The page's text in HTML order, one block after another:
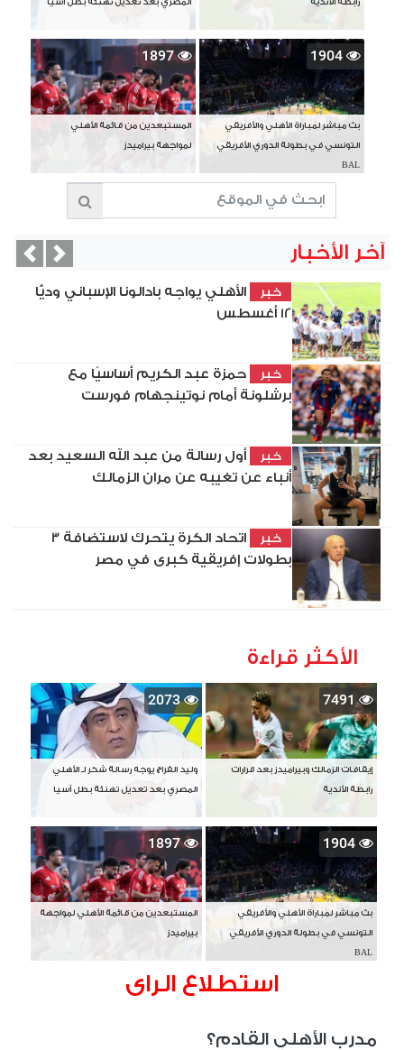
1904
بث مباشر لمباراة الأهلي والأفريقي
التونسي في بطولة الدوري الأفريقي
BAL
1897
المستبعدين من قائمة الأهلي
لمواجهة بيراميدز
آخر الأخبار
خبر
الأهلي يواجه بادالونا الإسباني وديًّا
12 أغسطس
خبر
حمزة عبد الكريم أساسيًا مع
برشلونة أمام نوتينجهام فورست
خبر
أول رسالة من عبد الله السعيد بعد
أنباء عن تغيبه عن مران الزمالك
خبر
اتحاد الكرة يتحرك لاستضافة 3
بطولات إفريقية كبرى في مصر
Next
الأكثر قراءة
7491
إيقافات الزمالك وبيراميدز بعد قرارات
رابطة الأندية
2073
وليد الفراج يوجه رسالة شكر لـ الأهلي
المصري بعد تعديل تهنئة بطل آسيا
1904
بث مباشر لمباراة الأهلي والأفريقي
التونسي في بطولة الدوري الأفريقي
BAL
1897
المستبعدين من قائمة الأهلي لمواجهة
بيراميدز
استطلاع الراى
مدرب الأهلي القادم؟